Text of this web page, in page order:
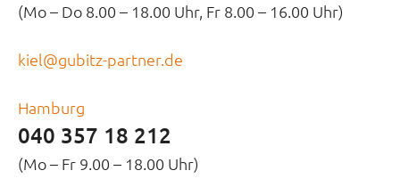
(Mo – Do 8.00 – 18.00 Uhr, Fr 8.00 – 16.00 Uhr)
kiel@gubitz-partner.de
Hamburg
040 357 18 212
(Mo – Fr 9.00 – 18.00 Uhr)